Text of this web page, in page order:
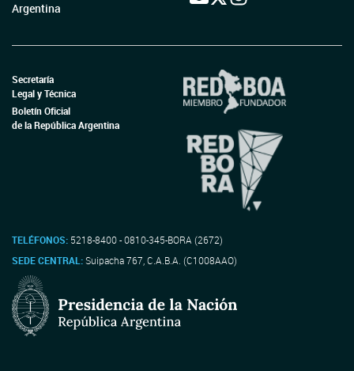
Argentina
Secretaría
Legal y Técnica
Boletín Oficial
de la República Argentina
TELÉFONOS: 5218-8400 - 0810-345-BORA (2672)
SEDE CENTRAL:Suipacha 767, C.A.B.A. (C1008AAO)